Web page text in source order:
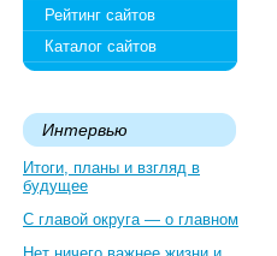
Рейтинг сайтов
Каталог сайтов
Интервью
Итоги, планы и взгляд в
будущее
С главой округа — о главном